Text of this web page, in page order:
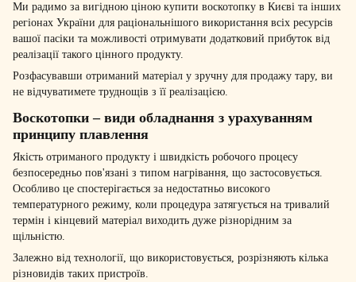
Ми радимо за вигідною ціною купити воскотопку в Києві та інших
регіонах України для раціональнішого використання всіх ресурсів
вашої пасіки та можливості отримувати додатковий прибуток від
реалізації такого цінного продукту.
Розфасувавши отриманий матеріал у зручну для продажу тару, ви
не відчуватимете труднощів з її реалізацією.
Воскотопки – види обладнання з урахуванням
принципу плавлення
Якість отриманого продукту і швидкість робочого процесу
безпосередньо пов'язані з типом нагрівання, що застосовується.
Особливо це спостерігається за недостатньо високого
температурного режиму, коли процедура затягується на тривалий
термін і кінцевий матеріал виходить дуже різнорідним за
щільністю.
Залежно від технології, що використовується, розрізняють кілька
різновидів таких пристроїв.